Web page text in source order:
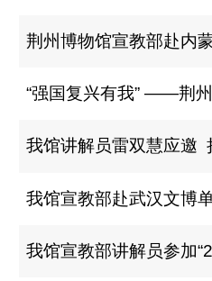
荆州博物馆宣教部赴内
我馆宣教部赴武汉文博